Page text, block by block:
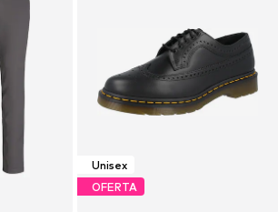
Unisex
OFERTA